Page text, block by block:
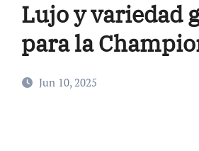
Lujo y variedad
para la
Jun 10, 2025